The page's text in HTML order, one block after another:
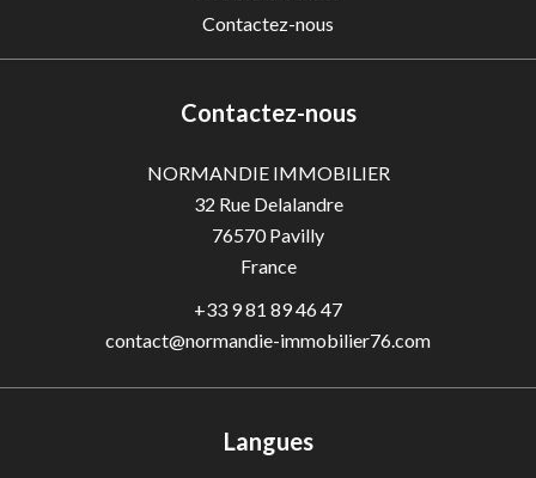
Contactez-nous
Contactez-nous
NORMANDIE IMMOBILIER
32 Rue Delalandre
76570Pavilly
France
+33 9 81 89 46 47
contact@normandie-immobilier76.com
Langues